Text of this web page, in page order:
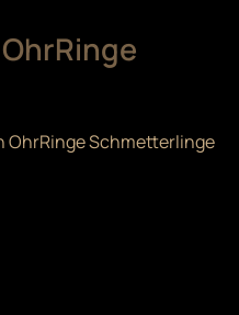
OhrRinge Schmetterlinge